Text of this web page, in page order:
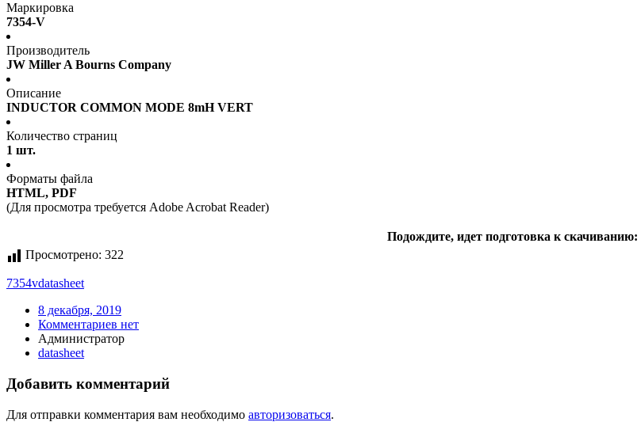
Маркировка
7354-V
Производитель
JW Miller A Bourns Company
Описание
INDUCTOR COMMON MODE 8mH VERT
Количество страниц
1 шт.
Форматы файла
HTML, PDF
(Для просмотра требуется Adobe Acrobat Reader)
Подождите, идет подготовка к скачиванию:
Просмотрено: 322
7354vdatasheet
8 декабря, 2019
Комментариев нет
Администратор
datasheet
Добавить комментарий
Для отправки комментария вам необходимо авторизоваться.